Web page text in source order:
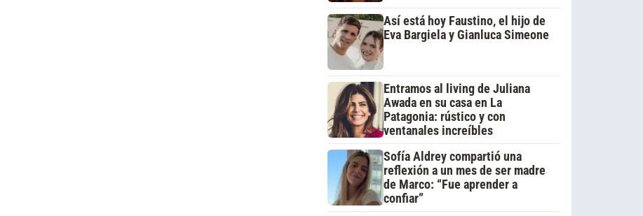
Así está hoy Faustino, el hijo de
Eva Bargiela y Gianluca Simeone
Entramos al living de Juliana
Awada en su casa en La
Patagonia: rústico y con
ventanales increíbles
Sofía Aldrey compartió una
reflexión a un mes de ser madre
de Marco: “Fue aprender a
confiar”